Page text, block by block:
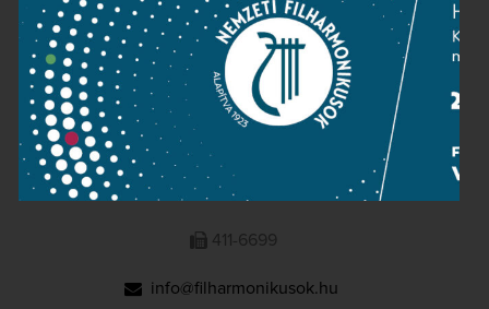
NATIONAL PHILHARMONIC
1095 Budapest, Komor Marcell u. 1. (Müpa)
411-6600
411-6699
info@filharmonikusok.hu